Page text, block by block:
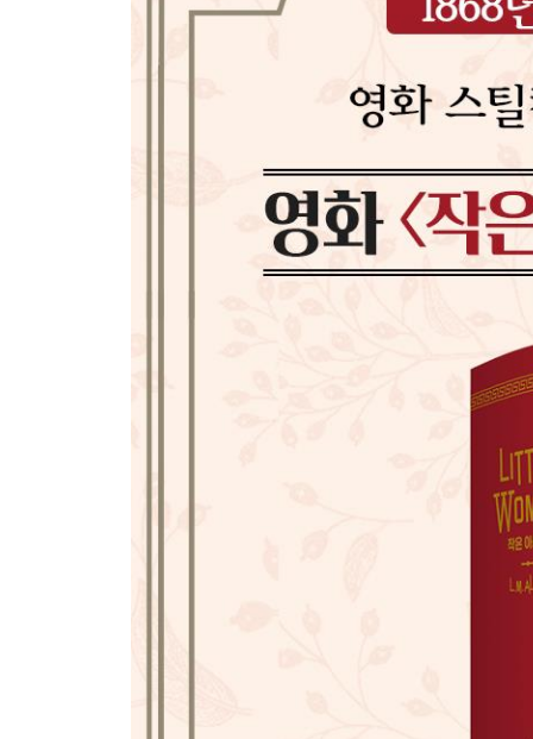
38 결혼 생활 775
43 놀라운 일들 874
44 남편과 아내 904
45 데이지와 데미 914